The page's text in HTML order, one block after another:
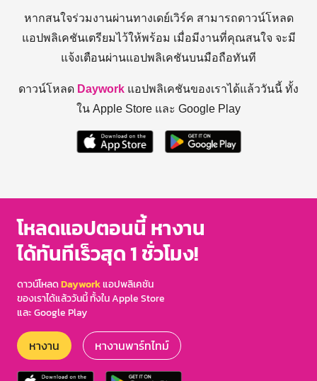
หากสนใจร่วมงานผ่านทางเดย์เวิร์ค สามารถดาวน์โหลด
แอปพลิเคชันเตรียมไว้ให้พร้อม เมื่อมีงานที่คุณสนใจ จะมี
แจ้งเตือนผ่านแอปพลิเคชันบนมือถือทันที
ดาวน์โหลด Daywork แอปพลิเคชันของเราได้แล้ววันนี้ ทั้ง
ใน Apple Store และ Google Play
โหลดแอปตอนนี้ หางาน
ได้ทันทีเร็วสุด 1 ชั่วโมง!
ดาวน์โหลดDayworkแอปพลิเคชัน
ของเราได้แล้ววันนี้ ทั้งใน Apple Store
และ Google Play
หางาน หางานพาร์ทไทม์